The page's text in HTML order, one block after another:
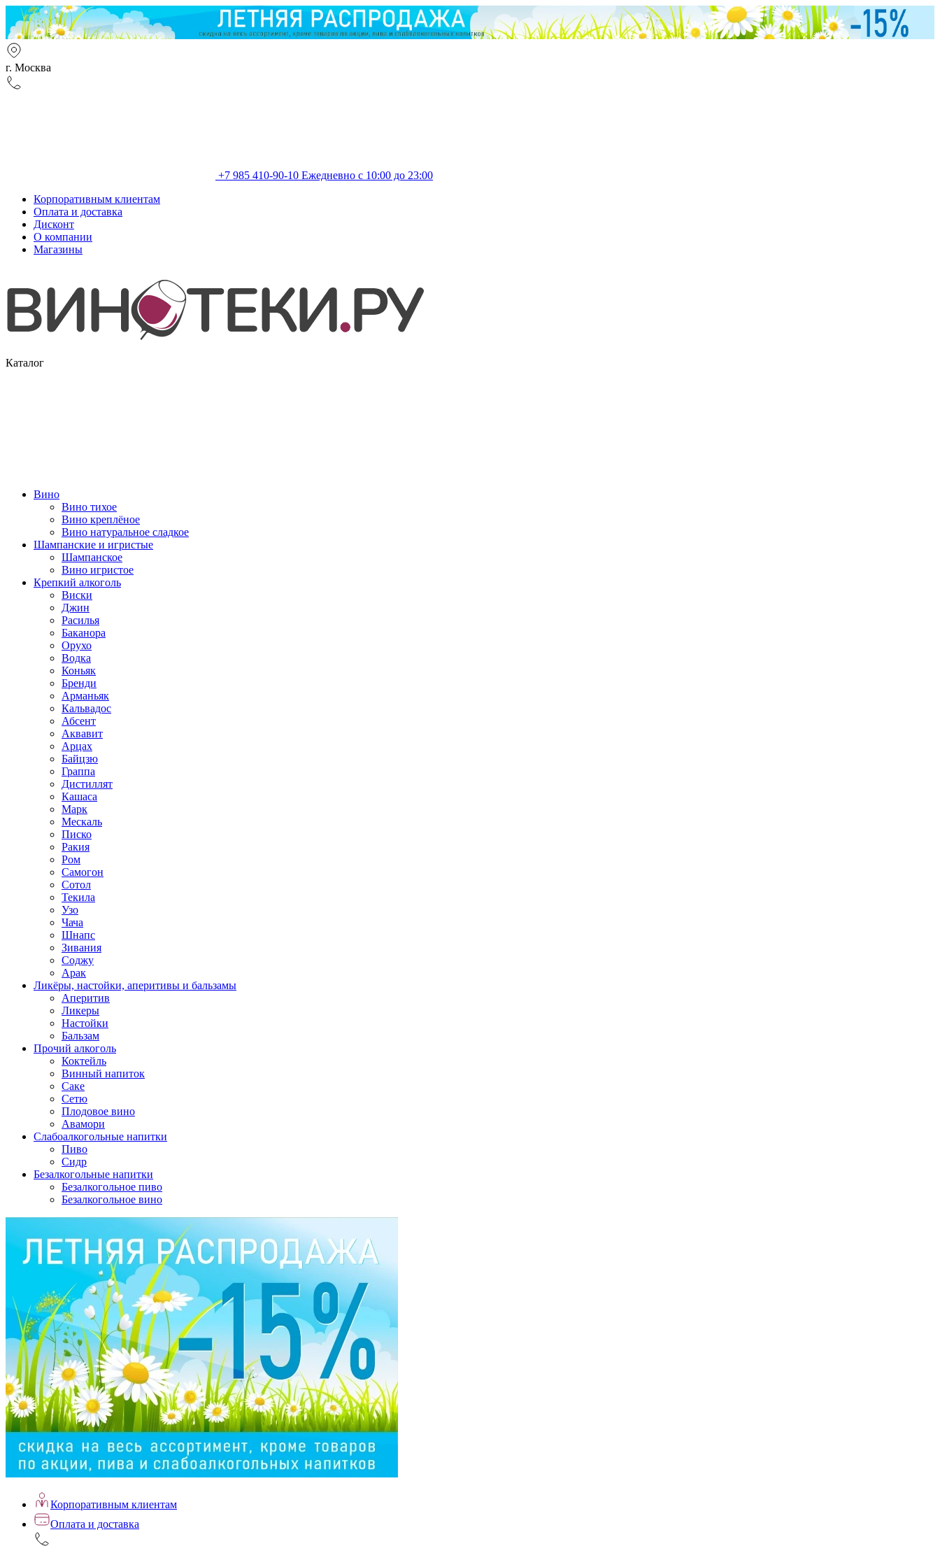
г. Москва
+7 985 410-90-10 Ежедневно с 10:00 до 23:00
Корпоративным клиентам
Оплата и доставка
Дисконт
О компании
Магазины
Каталог
Вино
Вино тихое
Вино креплёное
Вино натуральное сладкое
Шампанские и игристые
Шампанское
Вино игристое
Крепкий алкоголь
Виски
Джин
Расилья
Баканора
Орухо
Водка
Коньяк
Бренди
Арманьяк
Кальвадос
Абсент
Аквавит
Арцах
Байцзю
Граппа
Дистиллят
Кашаса
Марк
Мескаль
Писко
Ракия
Ром
Самогон
Сотол
Текила
Узо
Чача
Шнапс
Зивания
Соджу
Арак
Ликёры, настойки, аперитивы и бальзамы
Аперитив
Ликеры
Настойки
Бальзам
Прочий алкоголь
Коктейль
Винный напиток
Саке
Сетю
Плодовое вино
Авамори
Слабоалкогольные напитки
Пиво
Сидр
Безалкогольные напитки
Безалкогольное пиво
Безалкогольное вино
Корпоративным клиентам
Оплата и доставка